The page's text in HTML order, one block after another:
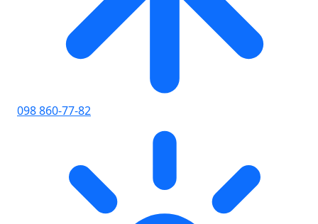
098 860-77-82